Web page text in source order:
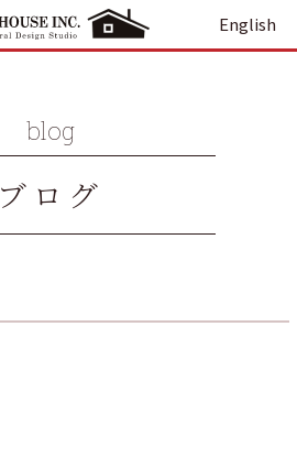
English
blog
ブログ